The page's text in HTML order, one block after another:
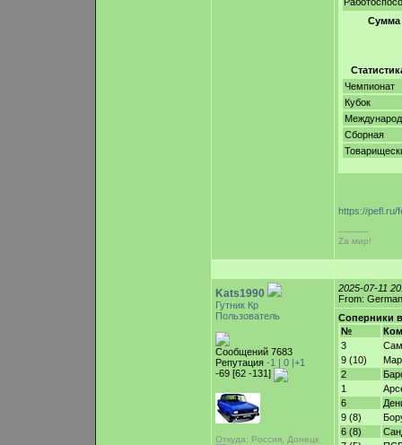
Сумма
Чемпионат
Кубок
Сборная
https://pefl.ru/
-----------
Zа мир!
Kats1990
Гутник Кр
Пользователь
Сообщений 7683
Репутация -1 | 0 |+1
-69 [62 -131]
Откуда: Россия, Донецк
2025-07-11
From:
Соперники
№
3
9 (10)
2
1
6
9 (8)
6 (8)